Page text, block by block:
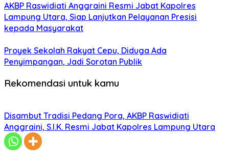
AKBP Raswidiati Anggraini Resmi Jabat Kapolres
Lampung Utara, Siap Lanjutkan Pelayanan Presisi
kepada Masyarakat
Proyek Sekolah Rakyat Cepu, Diduga Ada
Penyimpangan, Jadi Sorotan Publik
Rekomendasi untuk kamu
Disambut Tradisi Pedang Pora, AKBP Raswidiati
Anggraini, S.I.K. Resmi Jabat Kapolres Lampung Utara